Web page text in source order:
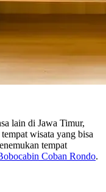
lain di Jawa Timur,
wisata yang bisa
tempat
Coban Rondo.